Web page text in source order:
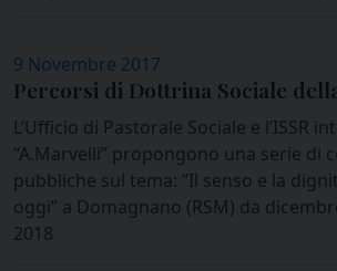
9 Novembre 2017
Percorsi di Dottrina Sociale
L’Ufficio di Pastorale Sociale e l’ISSR
“A.Marvelli” propongono una serie di
pubbliche sul tema: “Il senso e la
oggi” a Domagnano (RSM) da
2018